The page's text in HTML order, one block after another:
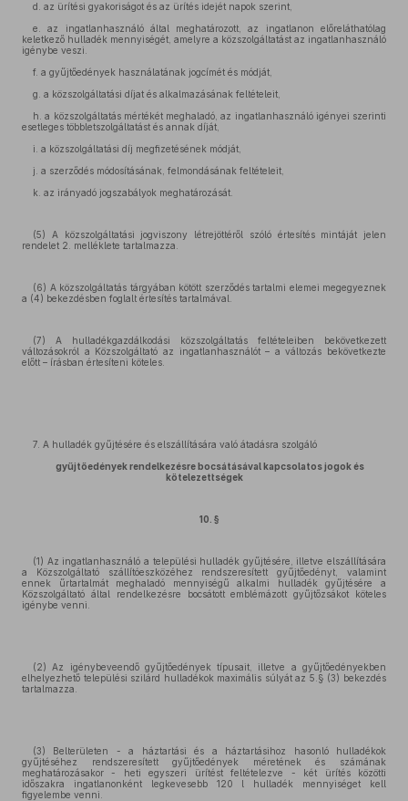
d. az ürítési gyakoriságot és az ürítés idejét napok szerint,
e. az ingatlanhasználó által meghatározott, az ingatlanon előreláthatólag
keletkező hulladék mennyiségét, amelyre a közszolgáltatást az ingatlanhasználó
igénybe veszi.
f. a gyűjtőedények használatának jogcímét és módját,
g. a közszolgáltatási díjat és alkalmazásának feltételeit,
h. a közszolgáltatás mértékét meghaladó, az ingatlanhasználó igényei szerinti
esetleges többletszolgáltatást és annak díját,
i. a közszolgáltatási díj megfizetésének módját,
j. a szerződés módosításának, felmondásának feltételeit,
k. az irányadó jogszabályok meghatározását.
(5) A közszolgáltatási jogviszony létrejöttéről szóló értesítés mintáját jelen
rendelet 2. melléklete tartalmazza.
(6) A közszolgáltatás tárgyában kötött szerződés tartalmi elemei megegyeznek
a (4) bekezdésben foglalt értesítés tartalmával.
(7) A hulladékgazdálkodási közszolgáltatás feltételeiben bekövetkezett
változásokról a Közszolgáltató az ingatlanhasználót – a változás bekövetkezte
előtt – írásban értesíteni köteles.
7. A hulladék gyűjtésére és elszállítására való átadásra szolgáló
gyűjtőedények rendelkezésre bocsátásával kapcsolatos jogok és
kötelezettségek
10. §
(1) Az ingatlanhasználó a települési hulladék gyűjtésére, illetve elszállítására
a Közszolgáltató szállítóeszközéhez rendszeresített gyűjtőedényt, valamint
ennek űrtartalmát meghaladó mennyiségű alkalmi hulladék gyűjtésére a
Közszolgáltató által rendelkezésre bocsátott emblémázott gyűjtőzsákot köteles
igénybe venni.
(2) Az igénybeveendő gyűjtőedények típusait, illetve a gyűjtőedényekben
elhelyezhető települési szilárd hulladékok maximális súlyát az 5.§ (3) bekezdés
tartalmazza.
(3) Belterületen - a háztartási és a háztartásihoz hasonló hulladékok
gyűjtéséhez rendszeresített gyűjtőedények méretének és számának
meghatározásakor - heti egyszeri ürítést feltételezve - két ürítés közötti
időszakra ingatlanonként legkevesebb 120 l hulladék mennyiséget kell
figyelembe venni.